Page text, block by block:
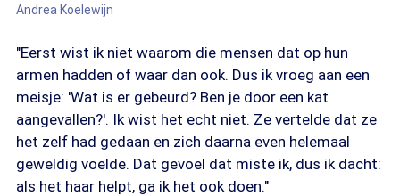
Andrea Koelewijn
"Eerst wist ik niet waarom die mensen dat op hun
armen hadden of waar dan ook. Dus ik vroeg aan een
meisje: 'Wat is er gebeurd? Ben je door een kat
aangevallen?'. Ik wist het echt niet. Ze vertelde dat ze
het zelf had gedaan en zich daarna even helemaal
geweldig voelde. Dat gevoel dat miste ik, dus ik dacht:
als het haar helpt, ga ik het ook doen."